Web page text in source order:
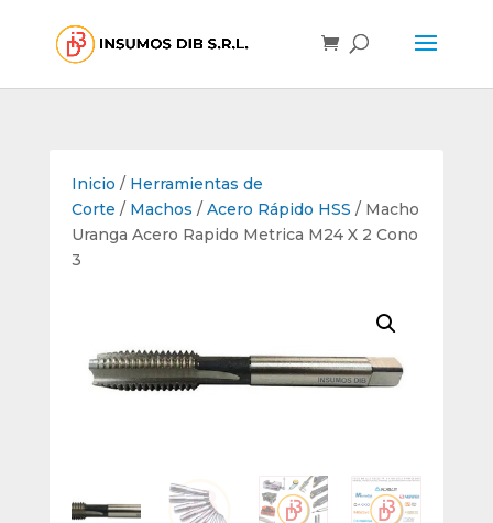
Inicio / Herramientas de
Corte / Machos / Acero Rápido HSS / Macho
Uranga Acero Rapido Metrica M24 X 2 Cono
3